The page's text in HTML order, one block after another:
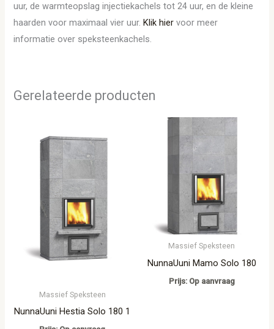
uur, de warmteopslag injectiekachels tot 24 uur, en de kleine
haarden voor maximaal vier uur. Klik hier voor meer
informatie over speksteenkachels.
Gerelateerde producten
Massief Speksteen
NunnaUuni Hestia Solo 180 1
Massief Speksteen
NunnaUuni Mamo Solo 180
Prijs: Op aanvraag